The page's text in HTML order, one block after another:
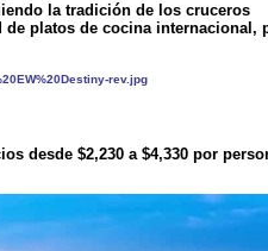
la tradición de los cruceros
platos de cocina internacional,
desde $2,230 a $4,330 por